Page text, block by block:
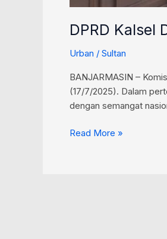
DPRD Kalsel
Urban / Sultan
BANJARMASIN –
(17/7/2025). Dalam
dengan semangat
Read More »